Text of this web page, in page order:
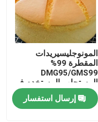
المونوجليسيريدات
المقطرة 99%
DMG95/GMS99
المستحلب المستخدم في
صناعة الخبز
إرسال استفسار